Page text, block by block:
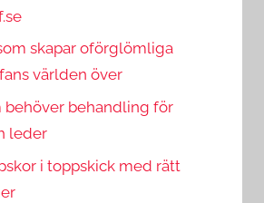
skapar oförglömliga
världen över
behöver behandling för
leder
i toppskick med rätt